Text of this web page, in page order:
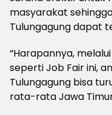
masyarakat
Tulungagung dapat
“Harapannya,
seperti Job Fair ini,
Tulungagung bisa
rata-rata Jawa